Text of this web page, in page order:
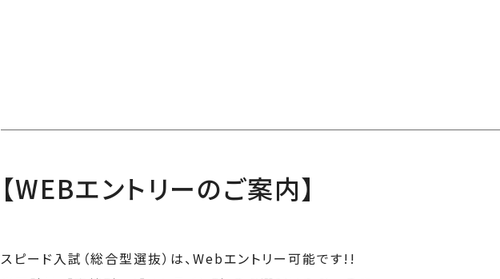
【WEBエントリーのご案内】
スピード入試（総合型選抜）は、Webエントリー可能です!!